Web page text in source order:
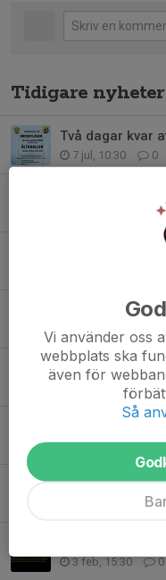
Tidigare nyheter
7 jul, 10:30 0
Målvaktsdagar
Ändrade
Älta IF:s policy
19 mar, 12:42
18 mar, 09:58
4 mar, 16:57 0
3 feb, 15:30 0
Vi använder oss
webbplats ska
även för
Så